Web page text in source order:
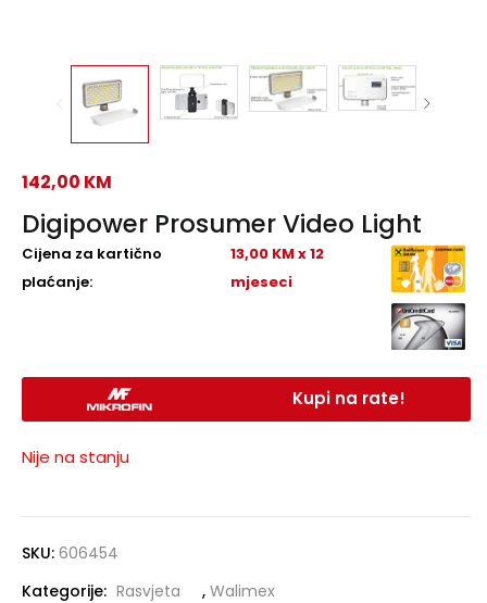
Digipower Prosumer Video Light
142,00 KM
Cijena za kartično
plaćanje:
13,00 KM x 12
mjeseci
Kupi na rate!
Nije na stanju
SKU: 606454
Kategorije: Rasvjeta , Walimex